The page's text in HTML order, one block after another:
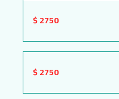
2750 $
2750 $